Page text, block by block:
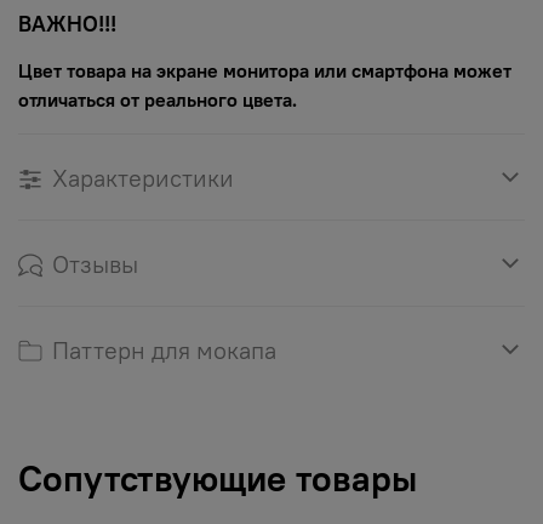
ВАЖНО!!!
Цвет товара на экране монитора или смартфона может
отличаться от реального цвета.
Характеристики
Отзывы
Паттерн для мокапа
Сопутствующие товары